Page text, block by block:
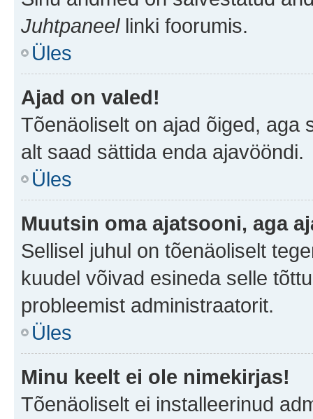
Juhtpaneellinki foorumis.
Üles
Ajad on valed!
Tõenäoliselt on ajad õiged, aga
alt saad sättida enda ajavööndi.
Üles
Muutsin oma ajatsooni, aga
Sellisel juhul on tõenäoliselt
kuudel võivad esineda selle
probleemist administraatorit.
Üles
Minu keelt ei ole nimekirjas!
Tõenäoliselt ei installeerinud